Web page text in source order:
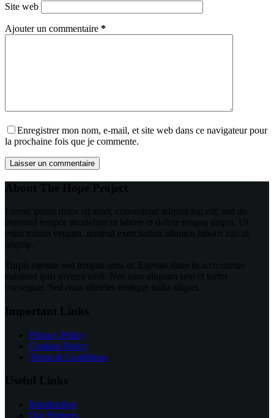
Site web
Ajouter un commentaire *
Enregistrer mon nom, e-mail, et site web dans ce navigateur pour
la prochaine fois que je commente.
Laisser un commentaire
About The Hope Project
Lorem ipsum dolor sit amet, consectetur adipisicing elit, sed do
eiusmod tempor incididunt ut labore et dolore magna aliqua. Ut
enim minim veniam, nostrud exercitation ullamco laboris nisi ut
aliquip.
Turpis egestas sed tempus urna et. Egestas diam in arcu cursus
euismod quis viverra nibh. Nec nam aliquam sem et tortor
consequat. Sed risus ultricies tristique nulla aliquet.
Important Links
Privacy Policy
Cookies Policy
Terms & Conditions
Useful Links
Introduction
Our Partners